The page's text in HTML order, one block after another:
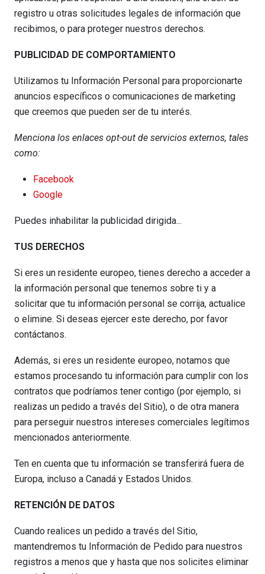
registro u otras solicitudes legales de información que
recibimos, o para proteger nuestros derechos.
PUBLICIDAD DE COMPORTAMIENTO
Utilizamos tu Información Personal para proporcionarte
anuncios específicos o comunicaciones de marketing
que creemos que pueden ser de tu interés.
Menciona los enlaces opt-out de servicios externos, tales
como:
Facebook
Google
Puedes inhabilitar la publicidad dirigida...
TUS DERECHOS
Si eres un residente europeo, tienes derecho a acceder a
la información personal que tenemos sobre ti y a
solicitar que tu información personal se corrija, actualice
o elimine. Si deseas ejercer este derecho, por favor
contáctanos.
Además, si eres un residente europeo, notamos que
estamos procesando tu información para cumplir con los
contratos que podríamos tener contigo (por ejemplo, si
realizas un pedido a través del Sitio), o de otra manera
para perseguir nuestros intereses comerciales legítimos
mencionados anteriormente.
Ten en cuenta que tu información se transferirá fuera de
Europa, incluso a Canadá y Estados Unidos.
RETENCIÓN DE DATOS
Cuando realices un pedido a través del Sitio,
mantendremos tu Información de Pedido para nuestros
registros a menos que y hasta que nos solicites eliminar